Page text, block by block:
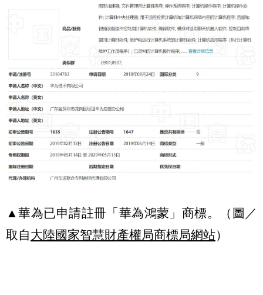
▲華為已申請註冊「華為鴻蒙」商標。（圖／
取自大陸國家智慧財產權局商標局網站）